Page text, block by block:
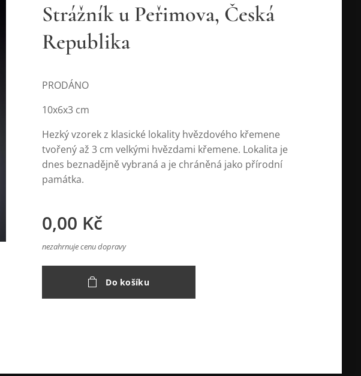
Strážník u Peřimova, Česká
Republika
PRODÁNO
10x6x3 cm
Hezký vzorek z klasické lokality hvězdového křemene
tvořený až 3 cm velkými hvězdami křemene. Lokalita je
dnes beznadějně vybraná a je chráněná jako přírodní
památka.
0,00 Kč
nezahrnuje cenu dopravy
Do košíku